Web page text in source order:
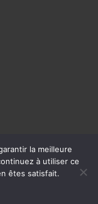
les Trois
la meilleure
à utiliser ce
êtes satisfait.